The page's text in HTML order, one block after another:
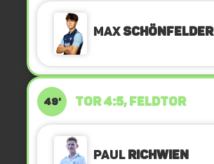
MaxSchönfelder
49' TOR 4:5, FELDTOR
PaulRichwien